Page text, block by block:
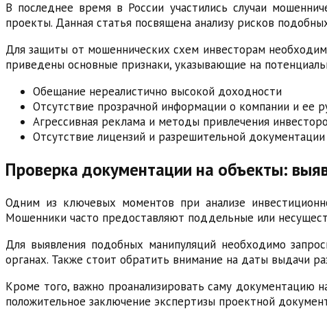
В последнее время в России участились случаи
проекты. Данная статья посвящена анализу рисков
Для защиты от мошеннических схем инвесторам
приведены основные признаки, указывающие на
Обещание нереалистично высокой доходности
Отсутствие прозрачной информации о компании и ее
Агрессивная реклама и методы привлечения
Отсутствие лицензий и разрешительной документации
Проверка документации на объекты:
Одним из ключевых моментов при анализе
Мошенники часто предоставляют поддельные или
Для выявления подобных манипуляций необходимо
органах. Также стоит обратить внимание на даты выдачи
Кроме того, важно проанализировать саму документацию
положительное заключение экспертизы проектной